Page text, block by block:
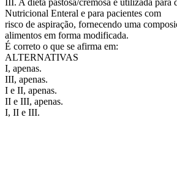
III. A dieta pastosa/cremosa é utilizada para
Nutricional Enteral e para pacientes com
risco de aspiração, fornecendo uma
alimentos em forma modificada.
É correto o que se afirma em:
ALTERNATIVAS
I, apenas.
III, apenas.
I e II, apenas.
II e III, apenas.
I, II e III.